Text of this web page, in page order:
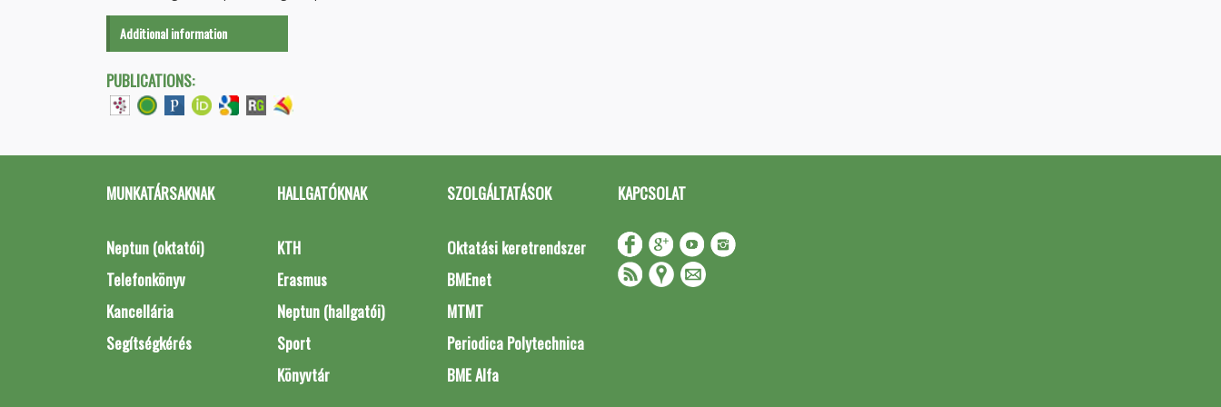
Additional information
PUBLICATIONS:
MUNKATÁRSAKNAK
Neptun (oktatói)
Telefonkönyv
Kancellária
Segítségkérés
HALLGATÓKNAK
KTH
Erasmus
Neptun (hallgatói)
Sport
Könyvtár
SZOLGÁLTATÁSOK
Oktatási keretrendszer
BMEnet
MTMT
Periodica Polytechnica
BME Alfa
KAPCSOLAT